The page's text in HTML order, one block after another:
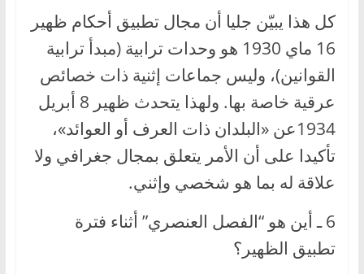
كل هذا يبيّن جليا أن مجال تطبيق أحكام ظهير
16 ماي 1930 هو وحدات ترابية (مبدأ ترابية
القوانين)، وليس جماعات إثنية ذات خصائص
عرقية خاصة بها. ولهذا يتحدث ظهير 8 أبريل
1934عن «البلدان ذات العرف أو العوائد»،
تأكيدا على أن الأمر يتعلق بمجال جغرافي ولا
علاقة له بما هو شخصي وإثني.
6 ـ أين هو “الفصل العنصري” أثناء فترة
تطبيق الظهير؟